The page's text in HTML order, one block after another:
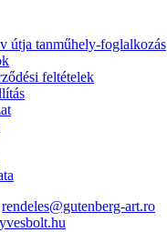
útja tanműhely-foglalkozás
feltételek
rendeles@gutenberg-art.ro